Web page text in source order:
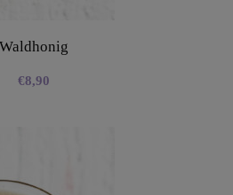
Waldhonig
€8,90